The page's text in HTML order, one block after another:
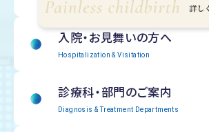
入院・お見舞いの方へ
Hospitalization & Visitation
診療科・部門のご案内
Diagnosis & Treatment Departments